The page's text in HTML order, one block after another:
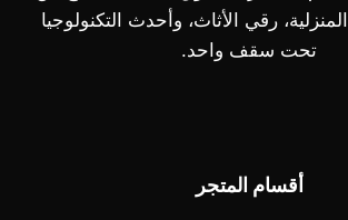
رقي الأثاث، وأحدث التكنولوجيا
تحت سقف واحد.
أقسام المتجر